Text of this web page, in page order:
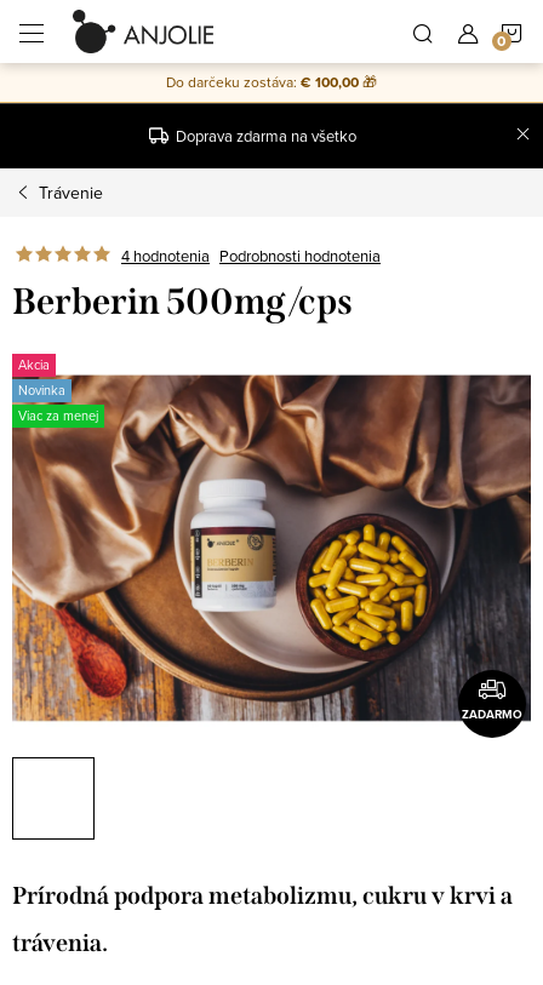
obsah
Do darčeku zostáva: € 100,00🎁
Doprava zdarma na všetko
Trávenie
4 hodnotenia Podrobnosti hodnotenia
Berberin 500mg/cps
Akcia
Novinka
Viac za menej
ZADARMO
Prírodná podpora metabolizmu, cukru v krvi a
trávenia.